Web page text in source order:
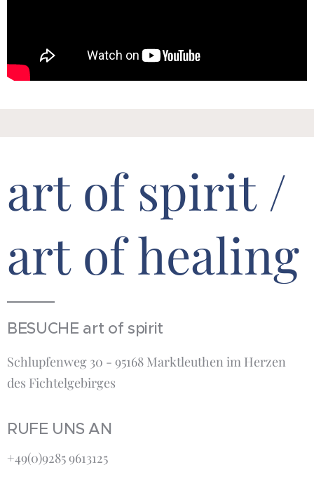
art of spirit /
art of healing
BESUCHE art of spirit
Schlupfenweg 30 - 95168 Marktleuthen im Herzen
des Fichtelgebirges
RUFE UNS AN
+49(0)9285 9613125